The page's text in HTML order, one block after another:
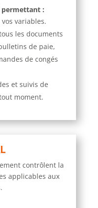
permettant :
variables.
les documents
de paie,
de congés
et suivis de
moment.
contrôlent la
applicables aux